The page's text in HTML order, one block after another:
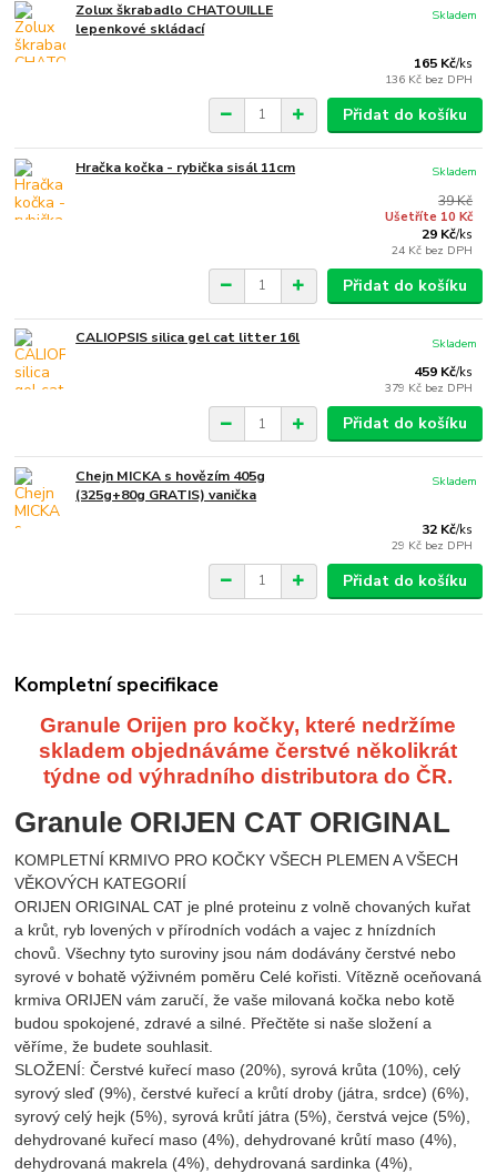
Zolux škrabadlo CHATOUILLE
lepenkové skládací
165 Kč/ks
136 Kč bez DPH
Skladem
Přidat do košíku
Hračka kočka - rybička sisál 11cm
39 Kč
Ušetříte 10 Kč
29 Kč/ks
24 Kč bez DPH
Skladem
Přidat do košíku
CALIOPSIS silica gel cat litter 16l
459 Kč/ks
379 Kč bez DPH
Skladem
Přidat do košíku
Chejn MICKA s hovězím 405g
(325g+80g GRATIS) vanička
32 Kč/ks
29 Kč bez DPH
Skladem
Přidat do košíku
Kompletní specifikace
Granule Orijen pro kočky, které nedržíme
skladem objednáváme čerstvé několikrát
týdne od výhradního distributora do ČR.
Granule ORIJEN CAT ORIGINAL
KOMPLETNÍ KRMIVO PRO KOČKY VŠECH PLEMEN A VŠECH
VĚKOVÝCH KATEGORIÍ
ORIJEN ORIGINAL CAT je plné proteinu z volně chovaných kuřat
a krůt, ryb lovených v přírodních vodách a vajec z hnízdních
chovů. Všechny tyto suroviny jsou nám dodávány čerstvé nebo
syrové v bohatě výživném poměru Celé kořisti. Vítězně oceňovaná
krmiva ORIJEN vám zaručí, že vaše milovaná kočka nebo kotě
budou spokojené, zdravé a silné. Přečtěte si naše složení a
věříme, že budete souhlasit.
SLOŽENÍ: Čerstvé kuřecí maso (20%), syrová krůta (10%), celý
syrový sleď (9%), čerstvé kuřecí a krůtí droby (játra, srdce) (6%),
syrový celý hejk (5%), syrová krůtí játra (5%), čerstvá vejce (5%),
dehydrované kuřecí maso (4%), dehydrované krůtí maso (4%),
dehydrovaná makrela (4%), dehydrovaná sardinka (4%),